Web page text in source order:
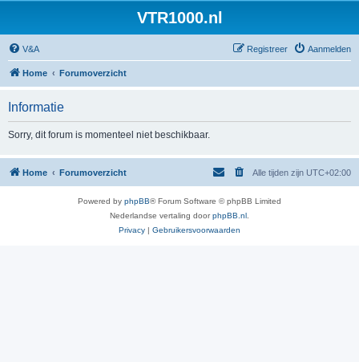
VTR1000.nl
V&A Aanmelden
Registreer
Home Forumoverzicht
Informatie
Sorry, dit forum is momenteel niet beschikbaar.
Home Forumoverzicht Alle tijden zijn UTC+02:00
Powered by phpBB® Forum Software © phpBB Limited
Nederlandse vertaling doorphpBB.nl
Privacy | Gebruikersvoorwaarden